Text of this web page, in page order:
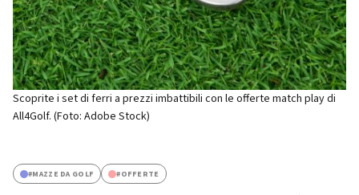
Scoprite i set di ferri a prezzi imbattibili con le offerte match play di
All4Golf. (Foto: Adobe Stock)
#MAZZE DA GOLF #OFFERTE